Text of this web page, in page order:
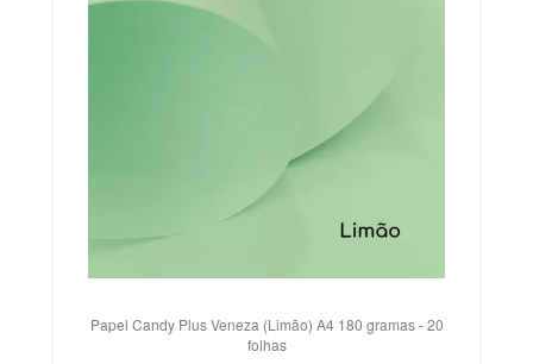
Papel Candy Plus Veneza (Limão) A4 180 gramas - 20
folhas